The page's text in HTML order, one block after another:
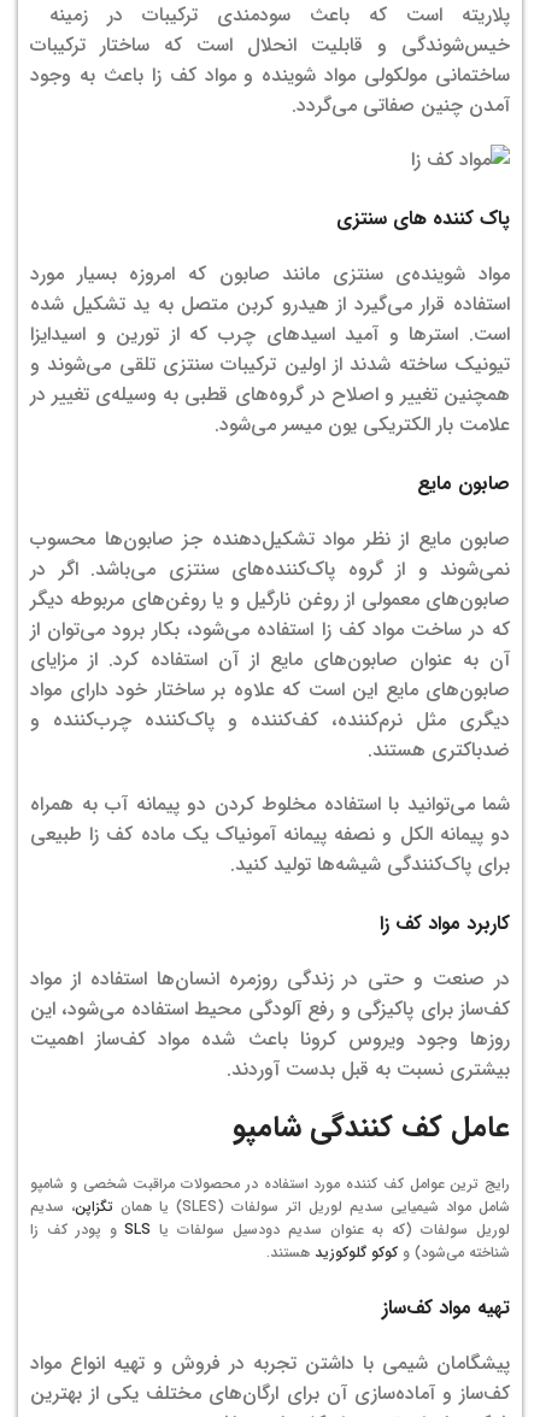
پلاریته است که باعث سودمندی ترکیبات در زمینه
خیس‌شوندگی و قابلیت انحلال است که ساختار ترکیبات
ساختمانی مولکولی مواد شوینده و مواد کف زا باعث به وجود
آمدن چنین صفاتی می‌گردد.
پاک کننده های سنتزی
مواد شوینده‌ی سنتزی مانند صابون که امروزه بسیار مورد
استفاده قرار می‌گیرد از هیدرو کربن متصل به ید تشکیل شده
است. استرها و آمید اسیدهای چرب که از تورین و اسیدایزا
تیونیک ساخته شدند از اولین ترکیبات سنتزی تلقی می‌شوند و
همچنین تغییر و اصلاح در گروه‌های قطبی به وسیله‌ی تغییر در
علامت بار الکتریکی یون میسر می‌شود.
صابون مایع
صابون مایع از نظر مواد تشکیل‌دهنده جز صابون‌ها محسوب
نمی‌شوند و از گروه پاک‌کننده‌های سنتزی می‌باشد. اگر در
صابون‌های معمولی از روغن نارگیل و یا روغن‌های مربوطه‌ دیگر
که در ساخت مواد کف زا استفاده می‌شود، بکار برود می‌توان از
آن به عنوان صابون‌های مایع از آن استفاده کرد. از مزایای
صابون‌های مایع این است که علاوه بر ساختار خود دارای مواد
دیگری مثل نرم‌کننده، کف‌کننده و پاک‌کننده چرب‌کننده و
ضدباکتری هستند.
شما می‌توانید با استفاده مخلوط کردن دو پیمانه آب به همراه
دو پیمانه الکل و نصفه پیمانه آمونیاک یک ماده کف زا طبیعی
برای پاک‌کنندگی شیشه‌ها تولید کنید.
کاربرد مواد کف زا
در صنعت و حتی در زندگی روزمره انسان‌ها استفاده از مواد
کف‌ساز برای پاکیزگی و رفع آلودگی محیط استفاده می‌شود، این
روزها وجود ویروس کرونا باعث شده مواد کف‌ساز اهمیت
بیشتری نسبت به قبل بدست آوردند.
عامل کف کنندگی شامپو
رایج ترین عوامل کف کننده مورد استفاده در محصولات مراقبت شخصی و شامپو
شامل مواد شیمیایی سدیم لوریل اتر سولفات (SLES) یا همان
تگزاپن، سدیم
لوریل سولفات (که به عنوان سدیم دودسیل سولفات یا SLSو پودر کف زا
شناخته می‌شود) و کوکو گلوکوزید هستند.
تهیه مواد کف‌ساز
پیشگامان شیمی با داشتن تجربه در فروش و تهیه انواع مواد
کف‌ساز و آماده‌سازی آن برای ارگان‌های مختلف یکی از بهترین